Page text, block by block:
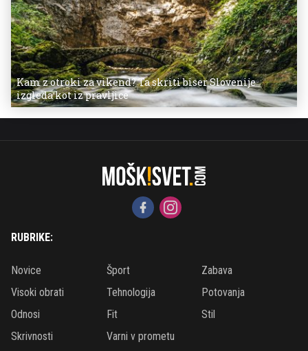
Kam z otroki za vikend? Ta skriti biser Slovenije
izgleda kot iz pravljice
RUBRIKE:
Novice Šport
Zabava
Visoki obrati
Tehnologija
Potovanja
Odnosi
Fit
Stil
Skrivnosti
Varni v prometu